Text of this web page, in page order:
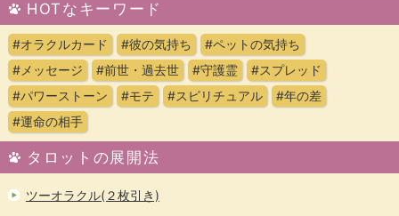
HOTなキーワード
#オラクルカード #彼の気持ち
#ペットの気持ち
#メッセージ
#前世・過去世 #守護霊
#スプレッド
#パワーストーン
#モテ #スピリチュアル
#年の差
#運命の相手
タロットの展開法
ツーオラクル(２枚引き)